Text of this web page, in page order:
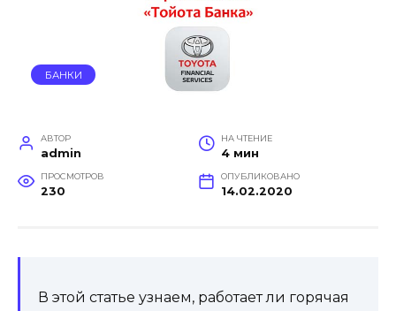
БАНКИ
АВТОР
admin
НА ЧТЕНИЕ
4 мин
ПРОСМОТРОВ
230
ОПУБЛИКОВАНО
14.02.2020
В этой статье узнаем, работает ли горячая